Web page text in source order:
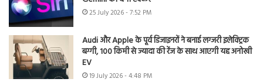
25 July 2026 - 7:52 PM
Audi और Apple के पूर्व डिजाइनरों ने बनाई लग्जरी इलेक्ट्रिक
बग्गी, 100 किमी से ज्यादा की रेंज के साथ आएगी यह अनोखी
EV
19 July 2026 - 4:48 PM